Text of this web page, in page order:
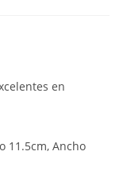
en
11.5cm, Ancho